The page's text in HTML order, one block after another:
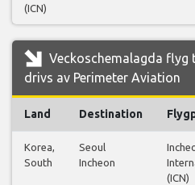
(ICN)
Veckoschemalagda flyg
drivs av Perimeter Aviation
Land Destination
Korea,
South
Seoul
Incheon
(ICN)